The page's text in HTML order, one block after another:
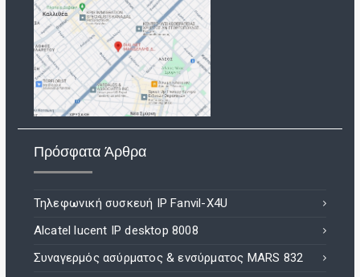
Πρόσφατα Άρθρα
Τηλεφωνική συσκευή IP Fanvil-X4U
Alcatel lucent IP desktop 8008
Συναγερμός ασύρματος & ενσύρματος MARS 832